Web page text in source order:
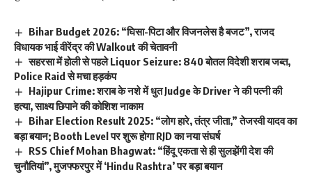
Bihar Budget 2026: “घिसा-पिटा और विजनलेस है बजट”, राजद
विधायक भाई वीरेंद्र की Walkout की चेतावनी
सहरसा में होली से पहले Liquor Seizure: 840 बोतल विदेशी शराब जब्त,
Police Raid से मचा हड़कंप
Hajipur Crime: शराब के नशे में धुत Judge के Driver ने की पत्नी की
हत्या, साक्ष्य छिपाने की कोशिश नाकाम
Bihar Election Result 2025: “लोग हारे, तंत्र जीता,” तेजस्वी यादव का
बड़ा बयान; Booth Level पर शुरू होगा RJD का नया संघर्ष
RSS Chief Mohan Bhagwat: “हिंदू एकता से ही सुलझेंगी देश की
चुनौतियां”, मुजफ्फरपुर में ‘Hindu Rashtra’ पर बड़ा बयान